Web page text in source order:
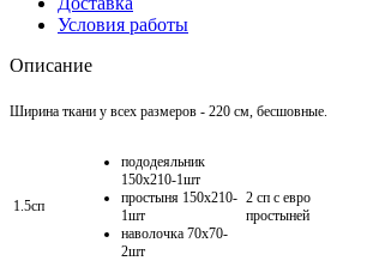
Условия работы
Описание
Ширина ткани у всех размеров - 220 см, бесшовные.
1.5сп
пододеяльник
150х210-1шт
простыня 150х210-
1шт
наволочка 70х70-
2шт
2 сп с евро
простыней